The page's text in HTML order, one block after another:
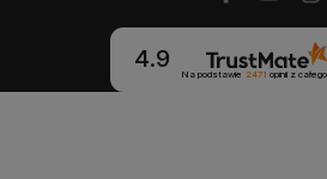
4.9
Na podstawie 2471 opinii z